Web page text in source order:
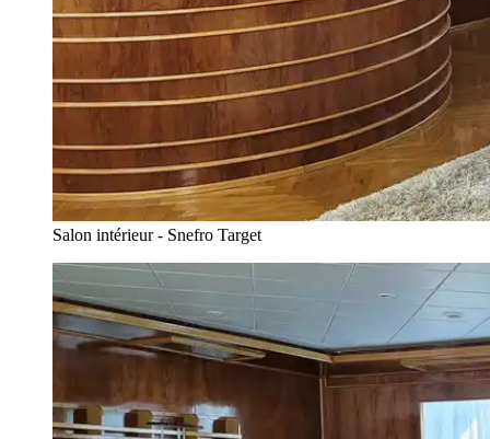
Salon intérieur - Snefro Target